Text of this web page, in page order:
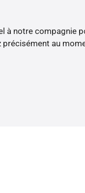
à notre compagnie
précisément au